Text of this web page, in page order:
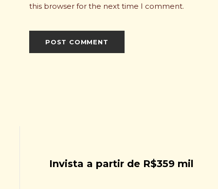
this browser for the next time I comment.
Invista a partir de R$359 mil